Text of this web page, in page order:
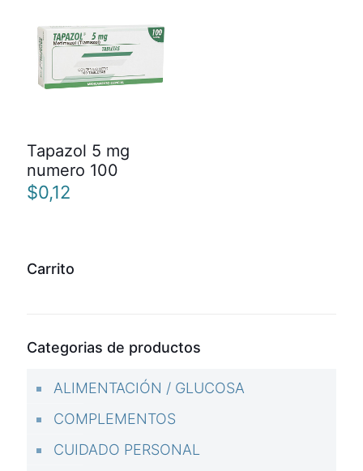
Tapazol 5 mg
numero 100
$0,12
Carrito
Categorias de productos
ALIMENTACIÓN / GLUCOSA
COMPLEMENTOS
CUIDADO PERSONAL